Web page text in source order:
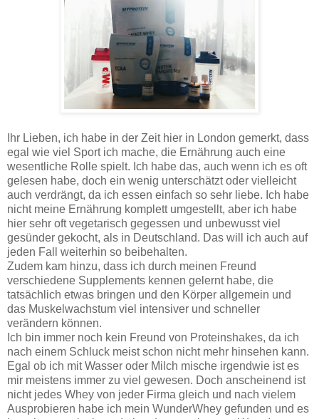
Ihr Lieben, ich habe in der Zeit hier in London gemerkt, dass
egal wie viel Sport ich mache, die Ernährung auch eine
wesentliche Rolle spielt. Ich habe das, auch wenn ich es oft
gelesen habe, doch ein wenig unterschätzt oder vielleicht
auch verdrängt, da ich essen einfach so sehr liebe. Ich habe
nicht meine Ernährung komplett umgestellt, aber ich habe
hier sehr oft vegetarisch gegessen und unbewusst viel
gesünder gekocht, als in Deutschland. Das will ich auch auf
jeden Fall weiterhin so beibehalten.
Zudem kam hinzu, dass ich durch meinen Freund
verschiedene Supplements kennen gelernt habe, die
tatsächlich etwas bringen und den Körper allgemein und
das Muskelwachstum viel intensiver und schneller
verändern können.
Ich bin immer noch kein Freund von Proteinshakes, da ich
nach einem Schluck meist schon nicht mehr hinsehen kann.
Egal ob ich mit Wasser oder Milch mische irgendwie ist es
mir meistens immer zu viel gewesen. Doch anscheinend ist
nicht jedes Whey von jeder Firma gleich und nach vielem
Ausprobieren habe ich mein WunderWhey gefunden und es